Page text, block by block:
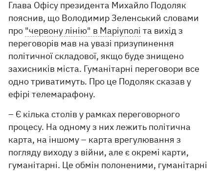
Глава Офісу президента Михайло Подоляк
пояснив, що Володимир Зеленський словами
про "червону лінію" в Маріуполі та вихід з
переговорів мав на увазі призупинення
політичної складової, якщо буде знищено
захисників міста. Гуманітарні переговори все
одно триватимуть. Про це Подоляк сказав у
ефірі телемарафону.
– Є кілька столів у рамках переговорного
процесу. На одному з них лежить політична
карта, на іншому – карта врегулювання з
погляду виходу з війни, але є окремі карти,
гуманітарні. Це обмін полоненими, гуманітарні